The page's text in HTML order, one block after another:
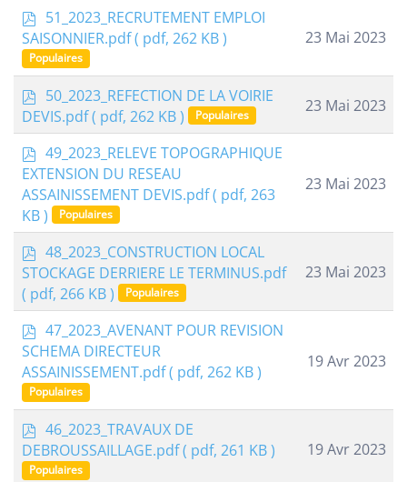
p
d
f
51_2023_RECRUTEMENT EMPLOI
SAISONNIER.pdf( pdf, 262 KB )
Populaires
23 Mai 2023
p
d
f
50_2023_REFECTION DE LA VOIRIE
DEVIS.pdf( pdf, 262 KB ) Populaires 23 Mai 2023
p
d
f
49_2023_RELEVE TOPOGRAPHIQUE
EXTENSION DU RESEAU
ASSAINISSEMENT DEVIS.pdf( pdf, 263
KB )
Populaires
23 Mai 2023
p
d
f
48_2023_CONSTRUCTION LOCAL
STOCKAGE DERRIERE LE TERMINUS.pdf
( pdf, 266 KB )
Populaires
23 Mai 2023
p
d
f
47_2023_AVENANT POUR REVISION
SCHEMA DIRECTEUR
ASSAINISSEMENT.pdf( pdf, 262 KB )
Populaires
19 Avr 2023
p
d
f
46_2023_TRAVAUX DE
DEBROUSSAILLAGE.pdf( pdf, 261 KB )
Populaires
19 Avr 2023